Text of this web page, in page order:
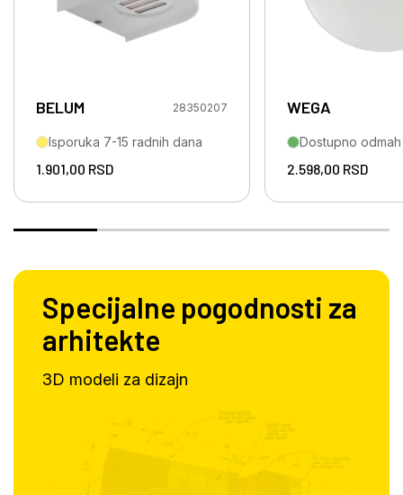
BELUM 28350207
Isporuka 7-15 radnih dana
1.901,00 RSD
WEGA
Dostupno odmah
2.598,00 RSD
Specijalne pogodnosti za
arhitekte
3D modeli za dizajn